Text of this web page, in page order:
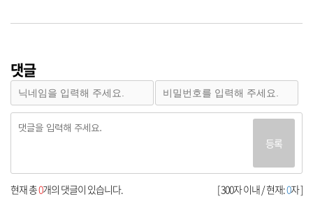
댓글
등록
[ 300자 이내 / 현재:0자 ]
현재 총0개의 댓글이 있습니다.